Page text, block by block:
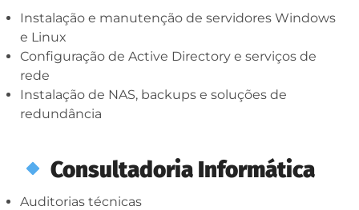
Instalação e manutenção de servidores Windows
e Linux
Configuração de Active Directory e serviços de
rede
Instalação de NAS, backups e soluções de
redundância
Consultadoria Informática
Auditorias técnicas